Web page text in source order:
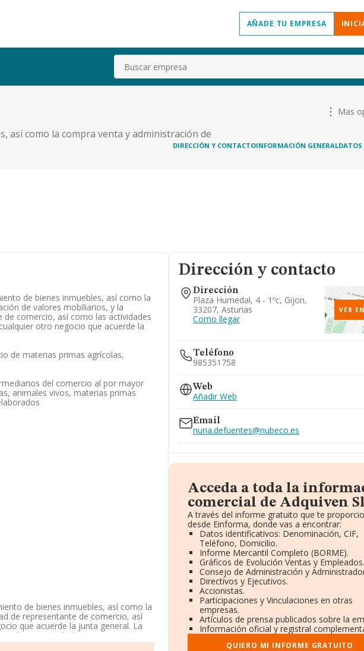
AÑADE TU EMPRESA
Buscar
así como la compra venta y administración de
comercio, así como las actividades conexas y
Mas
DIRECCIÓN Y CONTACTOINFORMACIÓN GENERALDATOS
de bienes inmuebles, así como la
de valores mobiliarios, y la
de comercio, así como las actividades
otro negocio que acuerde la
de materias primas agrícolas,
del comercio al por mayor
animales vivos, materias primas
de bienes inmuebles, así como la
de representante de comercio, así
que acuerde la junta general. La
Su actividad CNAE es
vivos, materias primas textiles y
Dirección y contacto
Dirección
Plaza Humedal, 4 - 1ºc, Gijon,
33207, Asturias
Como llegar
VER
Teléfono
985351758
Web
Añadir Web
Email
nuria.defuentes@nubeco.es
Acceda a toda la
comercial de Adquiven Sl
A través del informe gratuito que te
desde Einforma, donde vas a encontrar:
Datos identificativos: Denominación, CIF,
Teléfono, Domicilio.
Informe Mercantil Completo (BORME).
Gráficos de Evolución Ventas y Empleados.
Consejo de Administración y
Directivos y Ejecutivos.
Accionistas.
Participaciones y Vinculaciones en otras
empresas.
Artículos de prensa publicados sobre la
Información oficial y registral
QUIERO MI INFORME GRATUITO